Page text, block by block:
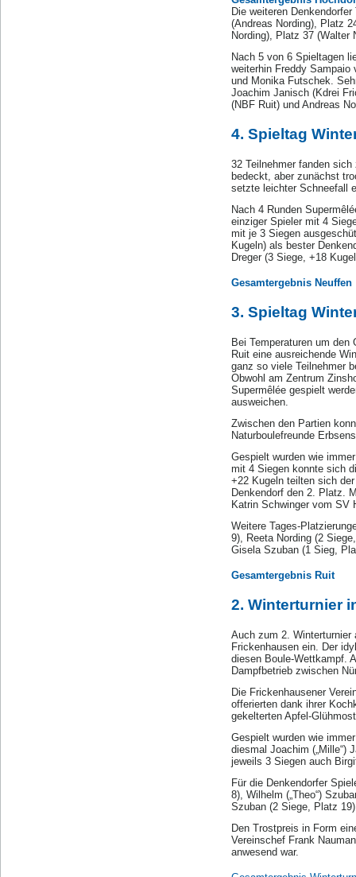
Die weiteren
(Andreas Nording), Platz
Nording), Platz 37 (Walter
Nach 5 von 6 Spieltagen
weiterhin Freddy
und Monika Futschek.
Joachim Janisch (Kdrei
(NBF Ruit) und Andreas
4. Spieltag
32 Teilnehmer fanden
bedeckt, aber zunächst
setzte leichter Schneefall
Nach 4 Runden
einziger Spieler mit 4
mit je 3 Siegen
Kugeln) als bester
Dreger (3 Siege, +18
Gesamtergebnis Neuffen
3. Spieltag
Bei Temperaturen um
Ruit eine ausreichende
ganz so viele Teilnehmer
Obwohl am Zentrum
Supermêlée gespielt
ausweichen.
Zwischen den Partien
Naturboulefreunde
Gespielt wurden wie
mit 4 Siegen konnte sich
+22 Kugeln teilten sich
Denkendorf den 2. Platz.
Katrin Schwinger vom SV
Weitere Tages-
9), Reeta Nording (2
Gisela Szuban (1 Sieg,
Gesamtergebnis Ruit
2. Winterturnier
Auch zum 2. Winterturnier
Frickenhausen ein. Der
diesen Boule-Wettkampf.
Dampfbetrieb zwischen
Die Frickenhausener
offerierten dank ihrer
gekelterten Apfel-
Gespielt wurden wie
diesmal Joachim („Mille“)
jeweils 3 Siegen auch
Für die Denkendorfer
8), Wilhelm („Theo“)
Szuban (2 Siege, Platz
Den Trostpreis in Form
Vereinschef Frank
anwesend war.